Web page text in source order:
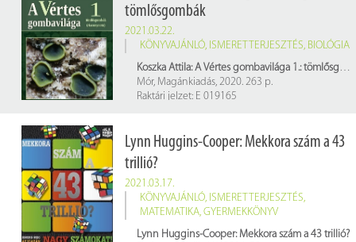
tömlősgombák
2021.03.22.
KÖNYVAJÁNLÓ, ISMERETTERJESZTÉS, BIOLÓGIA
Koszka Attila: A Vértes gombavilága 1.: tömlősgombák
Mór, Magánkiadás, 2020. 263 p.
Raktári jelzet: E 019165
Lynn Huggins-Cooper: Mekkora szám a 43
trillió?
2021.03.17.
KÖNYVAJÁNLÓ, ISMERETTERJESZTÉS,
MATEMATIKA, GYERMEKKÖNYV
Lynn Huggins-Cooper: Mekkora szám a 43 trillió?